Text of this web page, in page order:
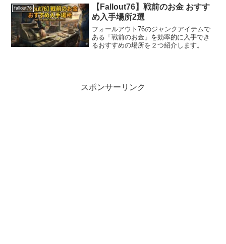
て6箇所全てに装備すれば総重量+100の
ボーナス。更に両...
fallout76
【Fallout76】戦前のお金 おすす
め入手場所2選
フォールアウト76のジャンクアイテムで
ある「戦前のお金」を効率的に入手でき
るおすすめの場所を２つ紹介します。
スポンサーリンク